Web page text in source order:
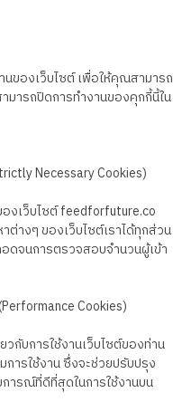
นของเว็บไซต์ เพื่อให้คุณสามารถ
มารถปิดการทำงานของคุกกี้นี้ใน
Necessary Cookies)
งเว็บไซต์ feedforfuture.co
ต่างๆ ของเว็บไซต์เราได้ทุกส่วน
ดจนการตรวจสอบจำนวนผู้เข้า
Cookies)
กับการใช้งานเว็บไซต์ของท่าน
การใช้งาน ซึ่งจะช่วยปรับปรุง
ารณ์ที่ดีที่สุดในการใช้งานบน